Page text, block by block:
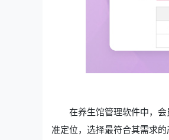
在养生馆管理软件中，
准定位，选择最符合其需求